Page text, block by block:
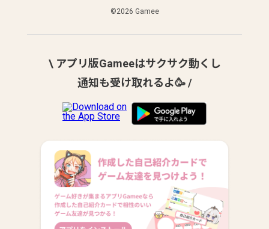
©︎2026 Gamee
\ アプリ版Gameeはサクサク動くし
通知も受け取れるよ🥳 /